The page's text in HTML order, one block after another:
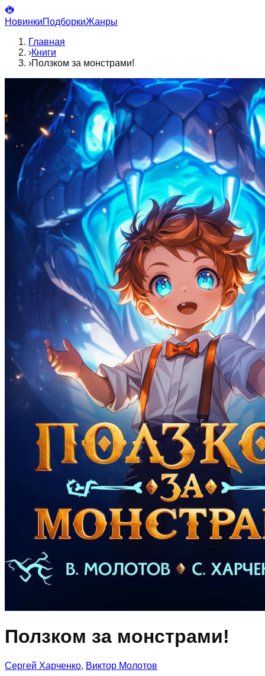
НовинкиПодборкиЖанры
Главная
›Книги
›Ползком за монстрами!
Ползком за монстрами!
Сергей Харченко, Виктор Молотов